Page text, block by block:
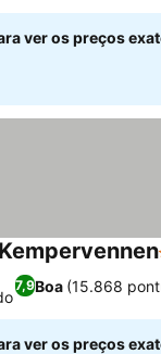
ver os preços
7,9Boa (15.868
ver os preços